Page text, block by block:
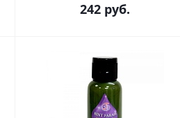
242руб.